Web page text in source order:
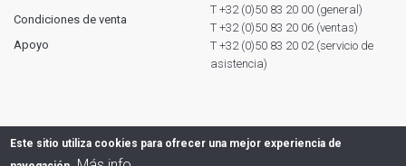
Condiciones de venta
Apoyo
T +32 (0)50 83 20 00 (general)
T +32 (0)50 83 20 06 (ventas)
T +32 (0)50 83 20 02 (servicio de
asistencia)
Este sitio utiliza cookies para ofrecer una mejor experiencia de